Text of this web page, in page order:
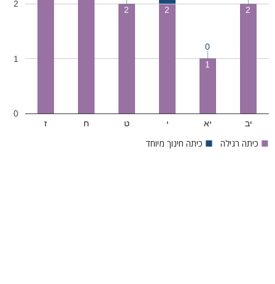
ז ח ט י יא יב
0
1
2
2 2
1
2
0
■ כיתה רגילה ■ כיתה חינוך מיוחד